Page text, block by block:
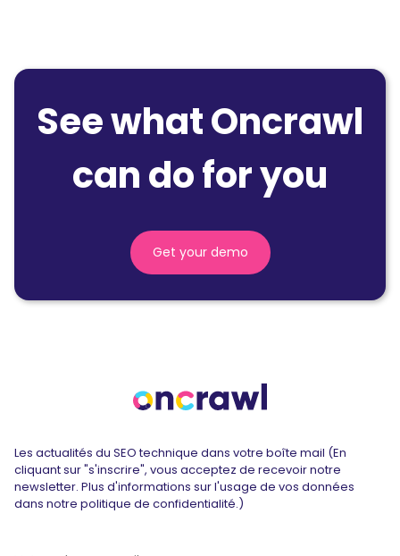
See what Oncrawl
can do for you
Get your demo
Les actualités du SEO technique dans votre boîte mail (En
cliquant sur "s'inscrire", vous acceptez de recevoir notre
newsletter. Plus d'informations sur l'usage de vos données
dans notre politique de confidentialité.)